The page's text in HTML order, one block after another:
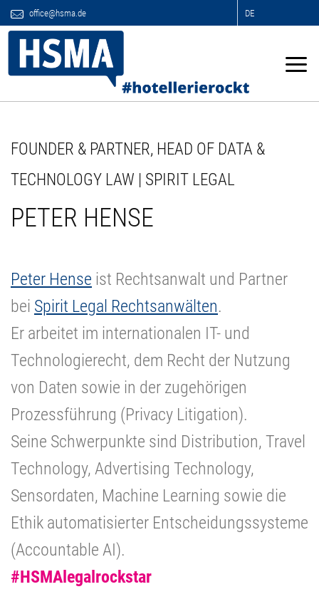
office@hsma.de DE
FOUNDER & PARTNER, HEAD OF DATA &
TECHNOLOGY LAW | SPIRIT LEGAL
PETER HENSE
Peter Hense ist Rechtsanwalt und Partner
bei Spirit Legal Rechtsanwälten.
Er arbeitet im internationalen IT- und
Technologierecht, dem Recht der Nutzung
von Daten sowie in der zugehörigen
Prozessführung (Privacy Litigation).
Seine Schwerpunkte sind Distribution, Travel
Technology, Advertising Technology,
Sensordaten, Machine Learning sowie die
Ethik automatisierter Entscheidungssysteme
(Accountable AI).
#HSMAlegalrockstar